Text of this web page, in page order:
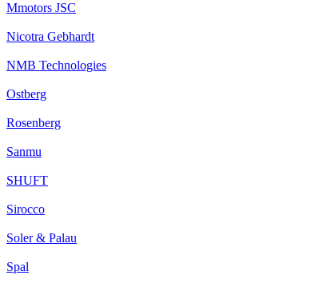
Mmotors JSC
Nicotra Gebhardt
NMB Technologies
Ostberg
Rosenberg
Sanmu
SHUFT
Sirocco
Soler & Palau
Spal